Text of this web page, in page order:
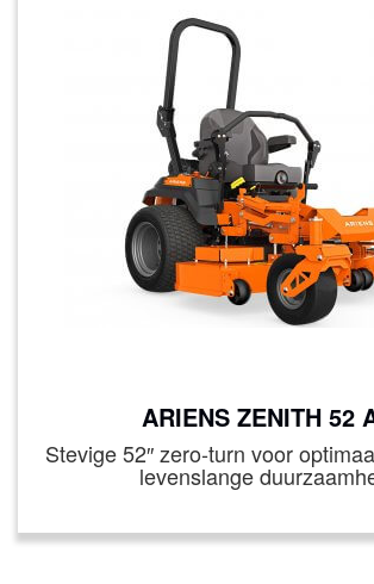
ARIENS ZENITH 52
Stevige 52″ zero‑turn voor
levenslange